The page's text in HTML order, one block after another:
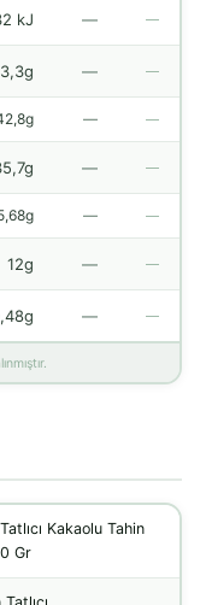
kJ — —
— —
— —
— —
— —
12g — —
— —
Kakaolu Tahin
Gr